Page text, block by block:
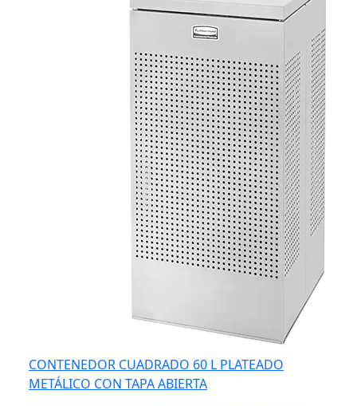
CONTENEDOR CUADRADO 60 L PLATEADO
METÁLICO CON TAPA ABIERTA